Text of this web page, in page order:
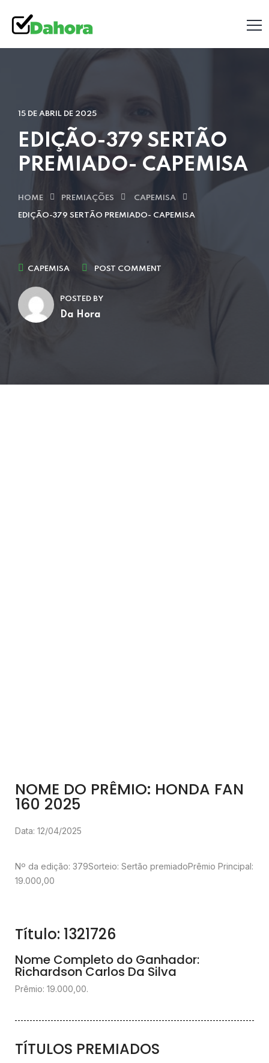
15 DE ABRIL DE 2025
EDIÇÃO-379 SERTÃO
PREMIADO- CAPEMISA
HOME PREMIAÇÕES CAPEMISA
EDIÇÃO-379 SERTÃO PREMIADO- CAPEMISA
CAPEMISA POST COMMENT
POSTED BY
Da Hora
NOME DO PRÊMIO: HONDA FAN
160 2025
Data: 12/04/2025
Nº da edição: 379Sorteio: Sertão premiadoPrêmio Principal:
19.000,00
Título: 1321726
Nome Completo do Ganhador:
Richardson Carlos Da Silva
Prêmio: 19.000,00.
TÍTULOS PREMIADOS